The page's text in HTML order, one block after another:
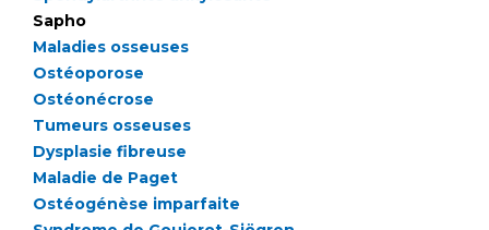
Sécurité
Les recherches en santé à l’AP-HM
Sapho
Maladies osseuses
Ostéoporose
Ostéonécrose
Tumeurs osseuses
Dysplasie fibreuse
Maladie de Paget
Ostéogénèse imparfaite